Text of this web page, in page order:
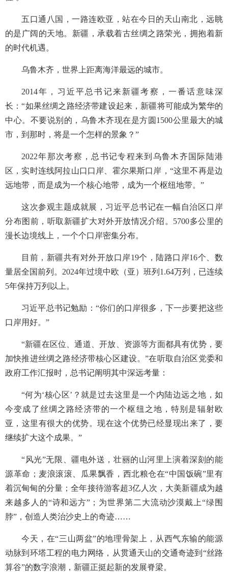
五口通八国，一路连欧亚，站在今日的天山南北，远眺
的是广阔的天地。新疆，承载着古丝绸之路荣光，拥抱着新
的时代机遇。
乌鲁木齐，世界上距离海洋最远的城市。
2014年，习近平总书记来新疆考察，一番话意味深
长：“如果丝绸之路经济带建设起来，新疆将可能成为繁华的
中心。不要说别的，乌鲁木齐现在是方圆1500公里最大的城
市，到那时，将是一个怎样的景象？”
2022年那次考察，总书记专程来到乌鲁木齐国际陆港
区，实时连线阿拉山口口岸、霍尔果斯口岸，“这里不再是边
远地带，而是成为一个核心地带，成为一个枢纽地带。”
这次参观主题成就展，习近平总书记在一幅自治区口岸
分布图前，听取新疆扩大对外开放情况介绍。5700多公里的
漫长边境线上，一个个口岸密集分布。
目前，新疆共有对外开放口岸19个，陆路口岸16个、数
量居全国前列。2024年过境中欧（亚）班列1.64万列，已连续
5年保持万列以上。
习近平总书记勉励：“你们的口岸很多，下一步要把这些
口岸用好。”
“新疆在区位、通道、开放、资源等方面都具有优势，要
加快推进丝绸之路经济带核心区建设。”在听取自治区党委和
政府工作汇报时，总书记阐明其中深远考量：
“何为‘核心区’？就是过去这里是一个内陆边远之地，如
今变成了丝绸之路经济带的一个枢纽之地，特别是辐射欧
亚，这里有很大的优势。现在这个优势已经显现出来了，要
继续扩大这个成果。”
“风光”无限、疆电外送，壮丽的山河里上演着深刻的能
源革命；麦浪滚滚、瓜果飘香，西北粮仓在“中国饭碗”里有
着沉甸甸的分量；全年接待游客超3亿人次，大美新疆成为越
来越多人的“诗和远方”；为世界第二大流动沙漠戴上“绿围
脖”，创造人类治沙史上的奇迹……
今天，在“三山两盆”的地理骨架上，从西气东输的能源
动脉到环塔工程的电力网络，从贯通天山的交通奇迹到“丝路
算谷”的数字浪潮，新疆正挺起新的发展脊梁。